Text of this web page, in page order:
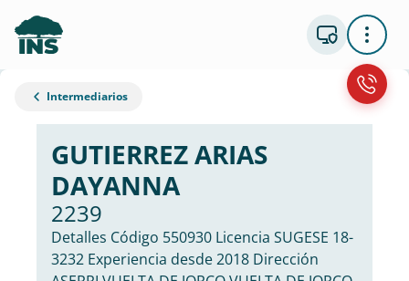
Intermediarios
GUTIERREZ ARIAS
DAYANNA
2239
Detalles Código 550930 Licencia SUGESE 18-
3232 Experiencia desde 2018 Dirección